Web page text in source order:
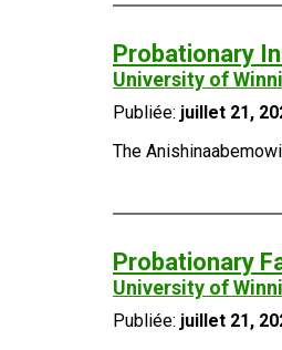
Probationary
University of
Publiée: juillet 21,
The
Probationary
University of
Publiée: juillet 21,